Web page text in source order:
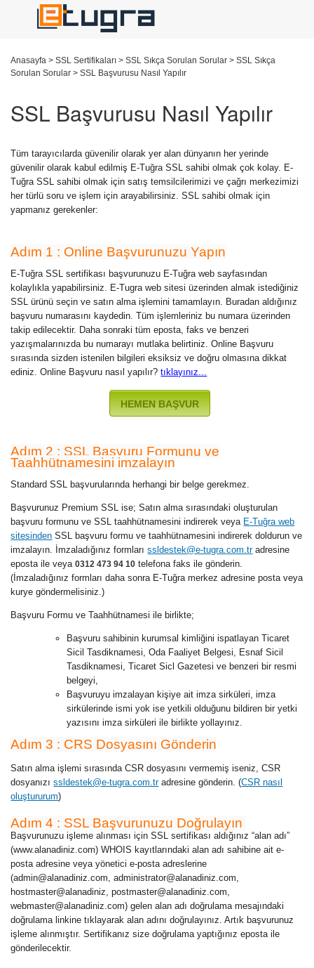
Anasayfa > SSL Sertifikaları > SSL Sıkça Sorulan Sorular > SSL Sıkça
Sorulan Sorular > SSL Başvurusu Nasıl Yapılır
SSL Başvurusu Nasıl Yapılır
Tüm tarayıcılarda güvenilir olarak yer alan dünyanın her yerinde
güvenilir olarak kabul edilmiş E-Tuğra SSL sahibi olmak çok kolay. E-
Tuğra SSL sahibi olmak için satış temsilcilerimizi ve çağrı merkezimizi
her türlü soru ve işlem için arayabilirsiniz. SSL sahibi olmak için
yapmanız gerekenler:
Adım 1 : Online Başvurunuzu Yapın
E-Tuğra SSL sertifikası başvurunuzu E-Tuğra web sayfasından
kolaylıkla yapabilirsiniz. E-Tugra web sitesi üzerinden almak istediğiniz
SSL ürünü seçin ve satın alma işlemini tamamlayın. Buradan aldığınız
başvuru numarasını kaydedin. Tüm işlemleriniz bu numara üzerinden
takip edilecektir. Daha sonraki tüm eposta, faks ve benzeri
yazışmalarınızda bu numarayı mutlaka belirtiniz. Online Başvuru
sırasında sizden istenilen bilgileri eksiksiz ve doğru olmasına dikkat
ediniz. Online Başvuru nasıl yapılır?tıklayınız...
HEMEN BAŞVUR
Adım 2 : SSL Başvuru Formunu ve
Taahhütnamesini imzalayın
Standard SSL başvurularında herhangi bir belge gerekmez.
Başvurunuz Premium SSL ise; Satın alma sırasındaki oluşturulan
başvuru formunu ve SSL taahhütnamesini indirerek veya E-Tuğra web
sitesinden SSL başvuru formu ve taahhütnamesini indirerek doldurun ve
imzalayın. İmzaladığınız formlarıssldestek@e-tugra.com.tradresine
eposta ile veya0312 473 94 10 telefona faks ile gönderin.
(İmzaladığınız formları daha sonra E-Tuğra merkez adresine posta veya
kurye göndermelisiniz.)
Başvuru Formu ve Taahhütnamesi ile birlikte;
Başvuru sahibinin kurumsal kimliğini ispatlayan Ticaret
Sicil Tasdiknamesi, Oda Faaliyet Belgesi, Esnaf Sicil
Tasdiknamesi, Ticaret Sicl Gazetesi ve benzeri bir resmi
belgeyi,
Başvuruyu imzalayan kişiye ait imza sirküleri, imza
sirkülerinde ismi yok ise yetkili olduğunu bildiren bir yetki
yazısını imza sirküleri ile birlikte yollayınız.
Adım 3 : CRS Dosyasını Gönderin
Satın alma işlemi sırasında CSR dosyasını vermemiş iseniz, CSR
dosyanızıssldestek@e-tugra.com.tradresine gönderin. (CSR nasıl
oluştururum)
Adım 4 : SSL Başvurunuzu Doğrulayın
Başvurunuzu işleme alınması için SSL sertifikası aldığınız “alan adı”
(www.alanadiniz.com) WHOIS kayıtlarındaki alan adı sahibine ait e-
posta adresine veya yönetici e-posta adreslerine
(admin@alanadiniz.com,administrator@alanadiniz.com,
hostmaster@alanadiniz,postmaster@alanadiniz.com,
webmaster@alanadiniz.com) gelen alan adı doğrulama mesajındaki
doğrulama linkine tıklayarak alan adını doğrulayınız. Artık başvurunuz
işleme alınmıştır. Sertifikanız size doğrulama yaptığınız eposta ile
gönderilecektir.